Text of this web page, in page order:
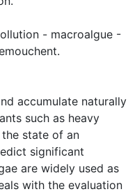
- macroalgue -
accumulate naturally
such as heavy
state of an
significant
are widely used as
with the evaluation